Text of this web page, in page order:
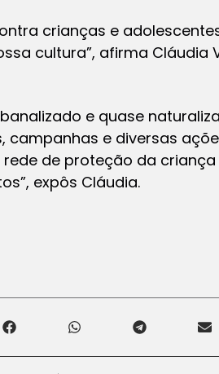
crianças e
cultura”, afirma Cláudia
e quase
campanhas e diversas
de proteção da
expôs Cláudia.